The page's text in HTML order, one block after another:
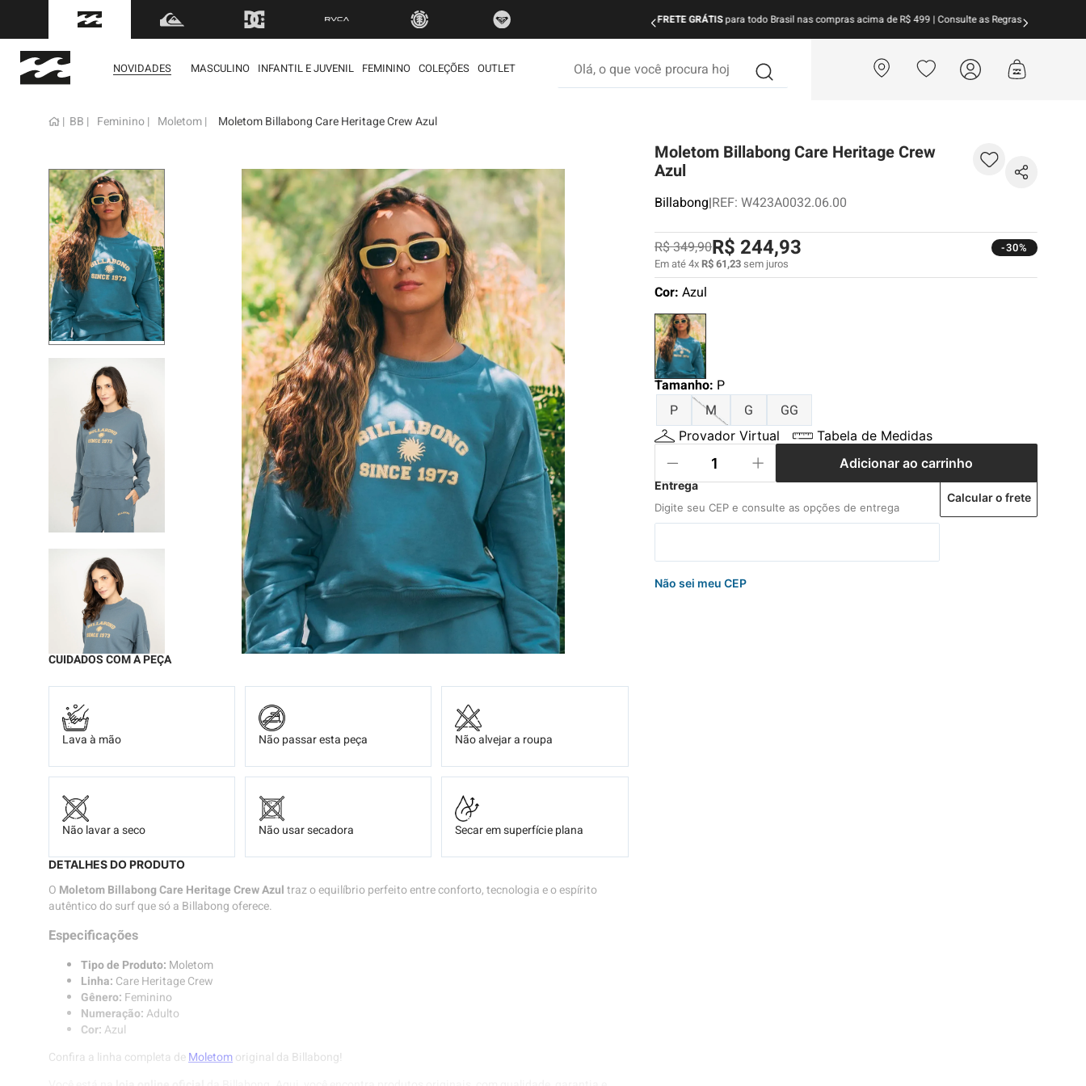
FRETE GRÁTISpara todo Brasil nas compras acima de R$ 499 | Consulte as Regras Parcele suas compras ematé 10x sem juros!Aproveite!
NOVIDADES MASCULINO INFANTIL E JUVENIL FEMININO COLEÇÕES OUTLET
BB Feminino Moletom Moletom Billabong Care Heritage Crew Azul
CUIDADOS COM A PEÇA
Lava à mão Não passar esta peça Não alvejar a roupa
Não lavar a seco Não usar secadora Secar em superfície plana
DETALHES DO PRODUTO
O Moletom Billabong Care Heritage Crew Azultraz o equilíbrio perfeito entre conforto, tecnologia e o espírito
autêntico do surf que só a Billabong oferece.
Especificações
Tipo de Produto: Moletom
Linha: Care Heritage Crew
Gênero: Feminino
Numeração:Adulto
Cor:Azul
Confira a linha completa deMoletomoriginal da Billabong!
Moletom Billabong Care Heritage Crew
Azul
Billabong|REF: W423A0032.06.00
R$349,90R$ 244,93
Em até4xR$61,23sem juros
-30%
Cor: Azul
Tamanho: P
P
M G GG
Provador Virtual
Tabela de Medidas
Adicionar ao carrinho
Não sei meu CEP
Calcular o frete
termos mais buscados
2
regata
3º
boardshort
boné
5º
camiseta
6º
bermuda
7º
jaqueta
8º
carteira
9º
mochila
10º biquini